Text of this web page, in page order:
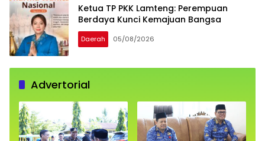
Ketua TP PKK Lamteng: Perempuan
Berdaya Kunci Kemajuan Bangsa
Daerah 05/08/2026
Advertorial